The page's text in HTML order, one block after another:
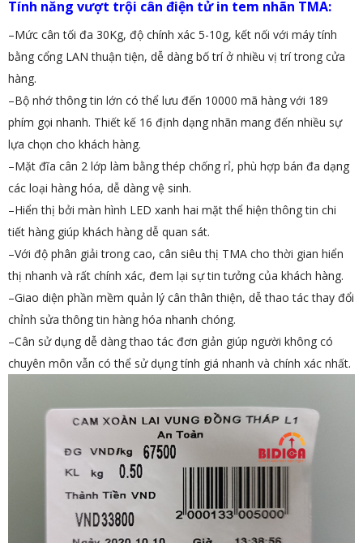
Tính năng vượt trội cân điện tử in tem nhãn TMA:
–Mức cân tối đa 30Kg, độ chính xác 5-10g, kết nối với máy tính
bằng cổng LAN thuận tiện, dễ dàng bố trí ở nhiều vị trí trong cửa
hàng.
–Bộ nhớ thông tin lớn có thể lưu đến 10000 mã hàng với 189
phím gọi nhanh. Thiết kế 16 định dạng nhãn mang đến nhiều sự
lựa chọn cho khách hàng.
–Mặt đĩa cân 2 lớp làm bằng thép chống rỉ, phù hợp bán đa dạng
các loại hàng hóa, dễ dàng vệ sinh.
–Hiển thị bởi màn hình LED xanh hai mặt thể hiện thông tin chi
tiết hàng giúp khách hàng dễ quan sát.
–Với độ phân giải trong cao, cân siêu thị TMA cho thời gian hiển
thị nhanh và rất chính xác, đem lại sự tin tưởng của khách hàng.
–Giao diện phần mềm quản lý cân thân thiện, dễ thao tác thay đổi
chỉnh sửa thông tin hàng hóa nhanh chóng.
–Cân sử dụng dễ dàng thao tác đơn giản giúp người không có
chuyên môn vẫn có thể sử dụng tính giá nhanh và chính xác nhất.